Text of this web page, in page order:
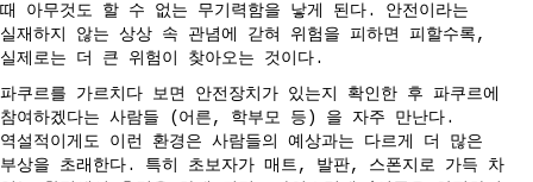
때 아무것도 할 수 없는 무기력함을 낳게 된다. 안전이라는
실재하지 않는 상상 속 관념에 갇혀 위험을 피하면 피할수록,
실제로는 더 큰 위험이 찾아오는 것이다.
파쿠르를 가르치다 보면 안전장치가 있는지 확인한 후 파쿠르에
참여하겠다는 사람들 (어른, 학부모 등) 을 자주 만난다.
역설적이게도 이런 환경은 사람들의 예상과는 다르게 더 많은
부상을 초래한다. 특히 초보자가 매트, 발판, 스폰지로 가득 차